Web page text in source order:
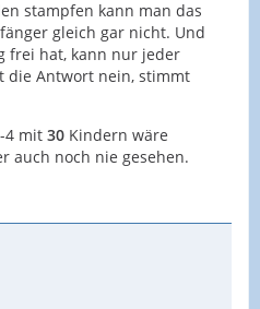
stampfen kann man das
gleich gar nicht. Und
frei hat, kann nur jeder
die Antwort nein, stimmt
4 mit 30 Kindern wäre
auch noch nie gesehen.